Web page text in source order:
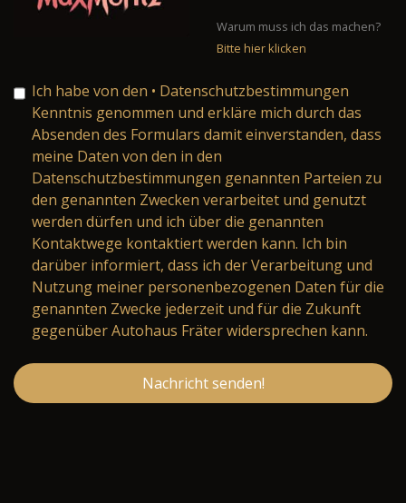
Warum muss ich das machen?
Bitte hier klicken
Ich habe von den • Datenschutzbestimmungen
Kenntnis genommen und erkläre mich durch das
Absenden des Formulars damit einverstanden, dass
meine Daten von den in den
Datenschutzbestimmungen genannten Parteien zu
den genannten Zwecken verarbeitet und genutzt
werden dürfen und ich über die genannten
Kontaktwege kontaktiert werden kann. Ich bin
darüber informiert, dass ich der Verarbeitung und
Nutzung meiner personenbezogenen Daten für die
genannten Zwecke jederzeit und für die Zukunft
gegenüber Autohaus Fräter widersprechen kann.
Nachricht senden!